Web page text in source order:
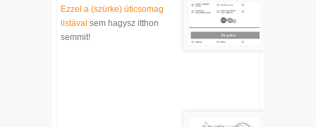
Ezzel a (szürke) úticsomag
listával sem hagysz itthon
semmit!